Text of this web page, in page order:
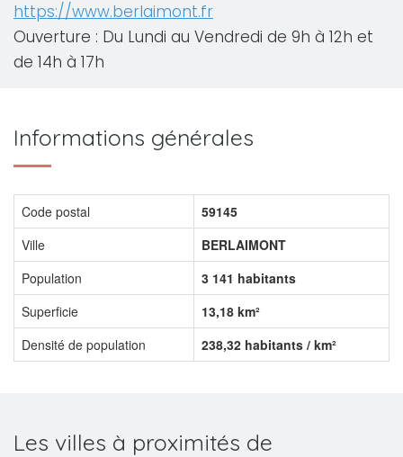
https://www.berlaimont.fr
Ouverture : Du Lundi au Vendredi de 9h à 12h et
de 14h à 17h
Informations générales
Code postal
59145
Ville
BERLAIMONT
Population
3 141 habitants
Superficie
13,18 km²
Densité de population
238,32 habitants / km²
Les villes à proximités de